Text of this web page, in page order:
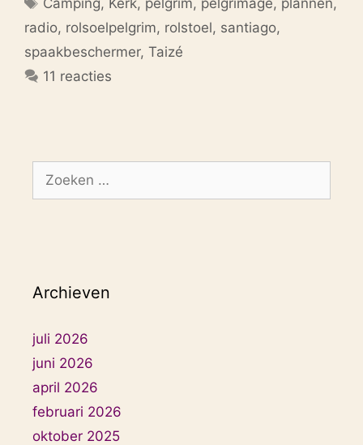
radio, rolsoelpelgrim, rolstoel, santiago,
spaakbeschermer, Taizé
11 reacties
naar:
Archieven
juli 2026
juni 2026
april 2026
februari 2026
oktober 2025